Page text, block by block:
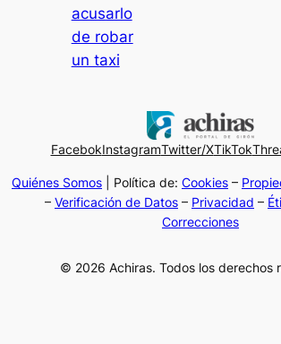
acusarlo
de robar
un taxi
FacebokInstagramTwitter/XTikTok
Quiénes Somos | Política de: Cookies –
– Verificación de Datos – Privacidad –
Correcciones
© 2026 Achiras. Todos los derechos